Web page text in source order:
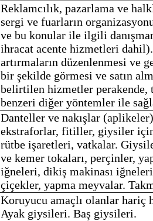
Reklamcılık, pazarlama ve
sergi ve fuarların
ve bu konular ile ilgili
ihracat acente hizmetleri
artırmaların düzenlenmesi
bir şekilde görmesi ve satın
belirtilen hizmetler perakende,
benzeri diğer yöntemler ile
Danteller ve nakışlar
ekstraforlar, fitiller, giysiler için
rütbe işaretleri, vatkalar.
ve kemer tokaları, perçinler,
iğneleri, dikiş makinası
çiçekler, yapma meyvalar.
Koruyucu amaçlı olanlar hariç
Ayak giysileri. Baş giysileri.